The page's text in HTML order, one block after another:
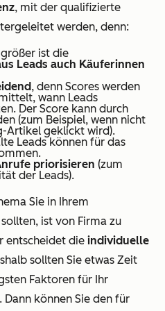
, mit der qualifizierte
werden, denn:
ist die
Leads auch Käuferinnen
, denn Scores werden
wann Leads
Der Score kann durch
(zum Beispiel, wenn nicht
Artikel geklickt wird).
Leads können für das
priorisieren (zum
der Leads).
Sie in Ihrem
ist von Firma zu
entscheidet die individuelle
sollten Sie etwas Zeit
Faktoren für Ihr
können Sie den für